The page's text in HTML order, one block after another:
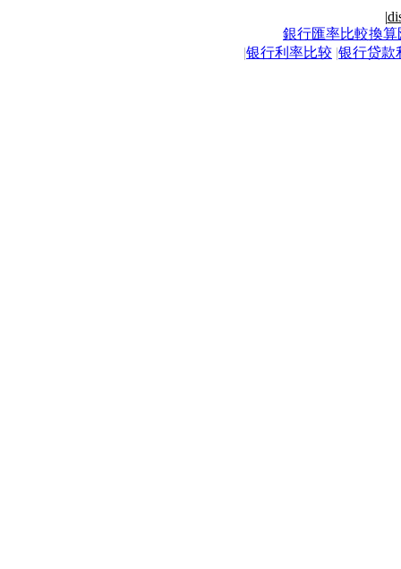
|
銀行匯率比較換算
|银行利率比较 |银行贷款